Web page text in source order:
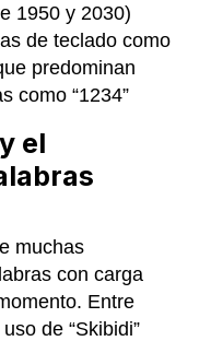
1950 y 2030)
de teclado como
predominan
como “1234”
el
muchas
con carga
Entre
de “Skibidi”